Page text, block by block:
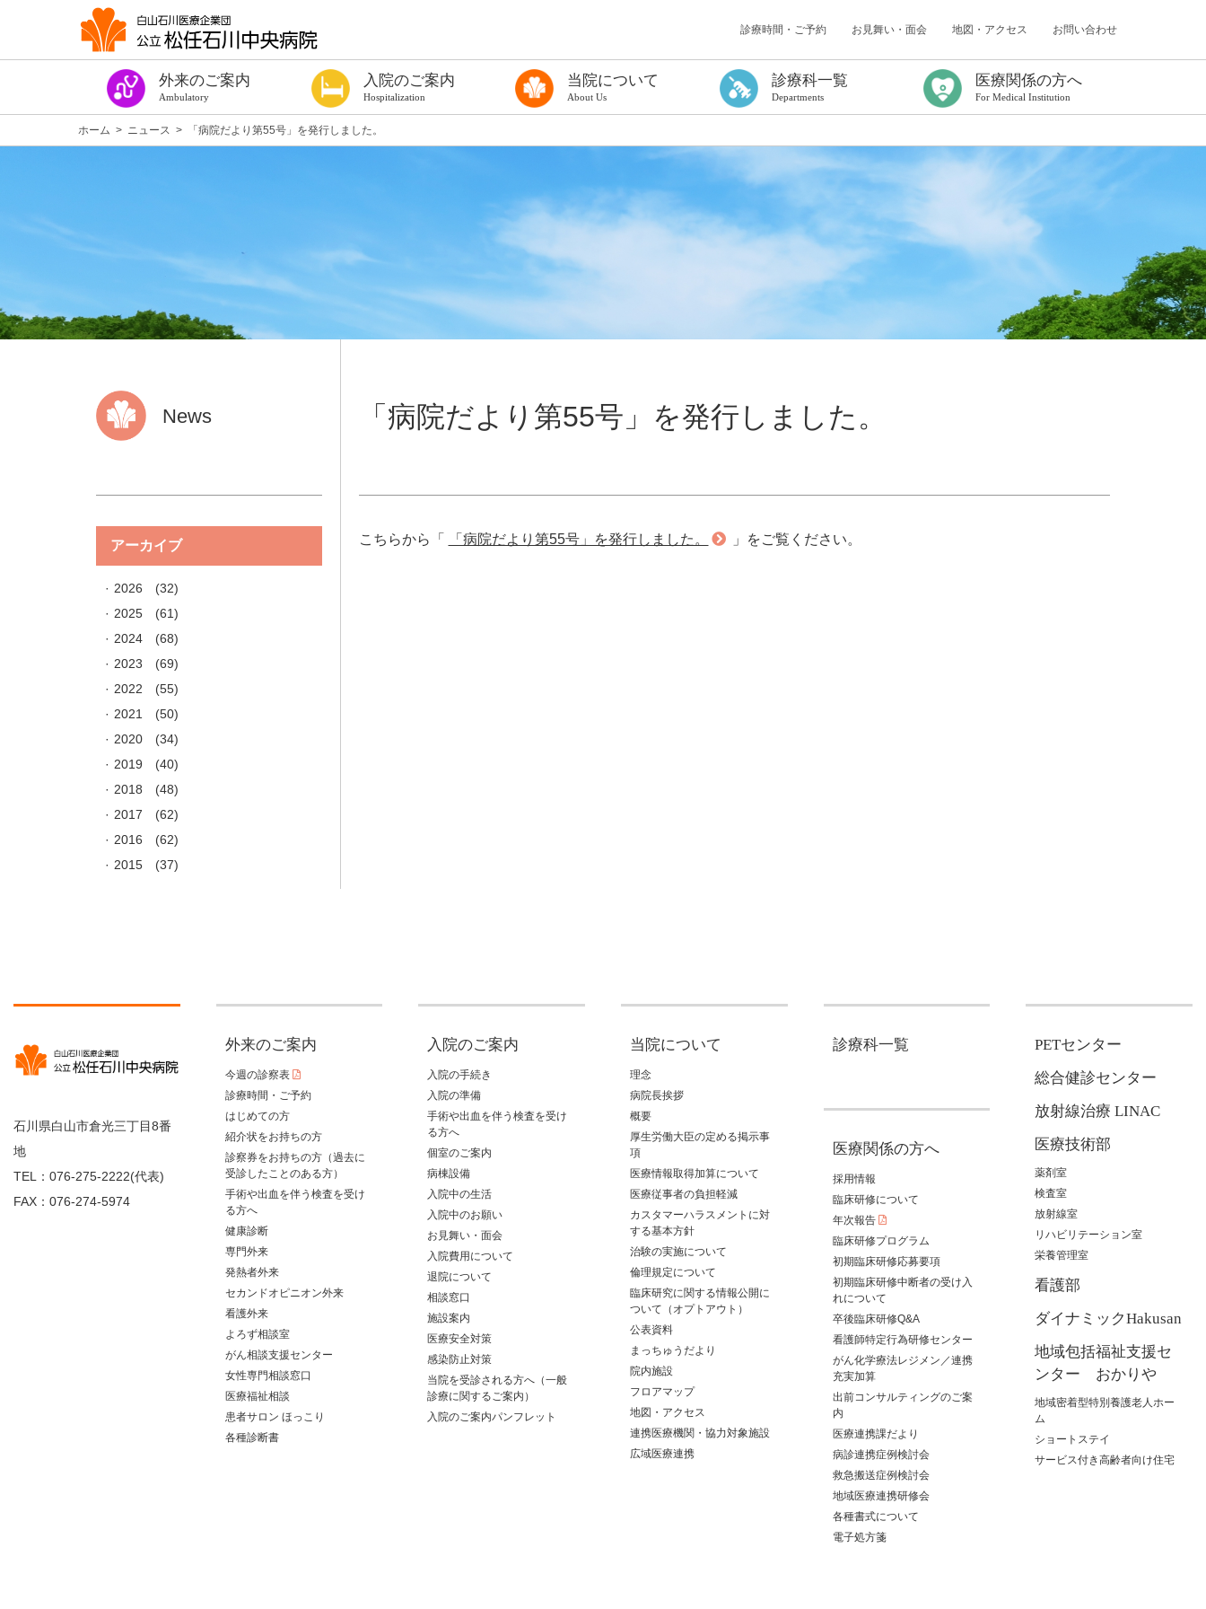
診療時間・ご予約 お見舞い・面会 地図・アクセス お問い合わせ
外来のご案内
Ambulatory
今週の診察表
診療時間・ご予約
はじめての方
紹介状をお持ちの方
診察券をお持ちの方（過去に受診したことのある方）
手術や出血を伴う検査を受ける方へ
健康診断
専門外来
発熱者外来
セカンドオピニオン外来
看護外来
よろず相談室
がん相談支援センター
女性専門相談窓口
医療福祉相談
患者サロン ほっこり
各種診断書
入院のご案内
Hospitalization
入院の手続き
入院の準備
手術や出血を伴う検査を受ける方へ
個室のご案内
病棟設備
入院中の生活
入院中のお願い
お見舞い・面会
入院費用について
退院について
相談窓口
施設案内
医療安全対策
感染防止対策
当院を受診される方へ（一般診療に関するご案内）
入院のご案内パンフレット
当院について
About Us
診療科一覧
Departments
医療関係の方へ
For Medical Institution
ホーム > ニュース > 「病院だより第55号」を発行しました。
News
アーカイブ
2026
(32)
2025
(61)
2024
(68)
2023
(69)
2022
(55)
2021
(50)
2020
(34)
2019
(40)
2018
(48)
2017
(62)
2016
(62)
2015
(37)
「病院だより第55号」を発行しました。
こちらから「 「病院だより第55号」を発行しました。 」をご覧ください。
石川県白山市倉光三丁目8番
地
TEL：076-275-2222(代表)
FAX：076-274-5974
外来のご案内
今週の診察表
診療時間・ご予約
はじめての方
紹介状をお持ちの方
診察券をお持ちの方（過去に
受診したことのある方）
手術や出血を伴う検査を受け
る方へ
健康診断
専門外来
発熱者外来
セカンドオピニオン外来
看護外来
よろず相談室
がん相談支援センター
女性専門相談窓口
医療福祉相談
患者サロン ほっこり
各種診断書
入院のご案内
入院の手続き
入院の準備
手術や出血を伴う検査を受け
る方へ
個室のご案内
病棟設備
入院中の生活
入院中のお願い
お見舞い・面会
入院費用について
退院について
相談窓口
施設案内
医療安全対策
感染防止対策
当院を受診される方へ（一般
診療に関するご案内）
入院のご案内パンフレット
当院について
理念
病院長挨拶
概要
厚生労働大臣の定める掲示事
項
医療情報取得加算について
医療従事者の負担軽減
カスタマーハラスメントに対
する基本方針
治験の実施について
倫理規定について
臨床研究に関する情報公開に
ついて（オプトアウト）
公表資料
まっちゅうだより
院内施設
フロアマップ
地図・アクセス
連携医療機関・協力対象施設
広域医療連携
診療科一覧
医療関係の方へ
採用情報
臨床研修について
年次報告
臨床研修プログラム
初期臨床研修応募要項
初期臨床研修中断者の受け入
れについて
卒後臨床研修Q&A
看護師特定行為研修センター
がん化学療法レジメン／連携
充実加算
出前コンサルティングのご案
内
医療連携課だより
病診連携症例検討会
救急搬送症例検討会
地域医療連携研修会
各種書式について
電子処方箋
PETセンター
総合健診センター
放射線治療 LINAC
医療技術部
薬剤室
検査室
放射線室
リハビリテーション室
栄養管理室
看護部
ダイナミックHakusan
地域包括福祉支援セ
ンター おかりや
地域密着型特別養護老人ホー
ム
ショートステイ
サービス付き高齢者向け住宅